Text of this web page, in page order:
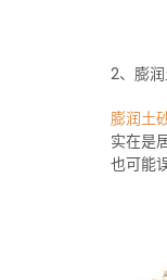
2、膨
膨润土
实在是
也可能